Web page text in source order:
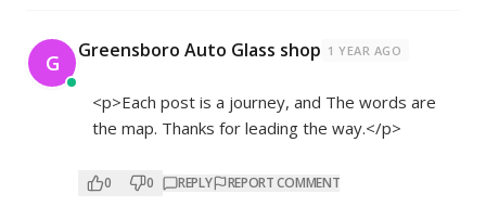
G Greensboro Auto Glass shop 1 YEAR AGO
<p>Each post is a journey, and The words are
the map. Thanks for leading the way.</p>
0 0 REPLY REPORT COMMENT